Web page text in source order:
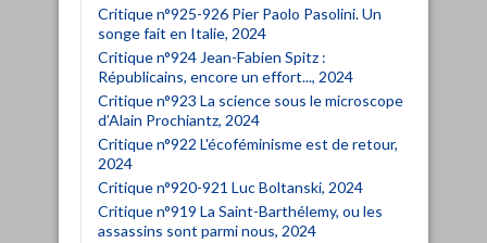
Critique n°925-926 Pier Paolo Pasolini. Un
songe fait en Italie, 2024
Critique n°924 Jean-Fabien Spitz :
Républicains, encore un effort..., 2024
Critique n°923 La science sous le microscope
d’Alain Prochiantz, 2024
Critique n°922 L'écoféminisme est de retour,
2024
Critique n°920-921 Luc Boltanski, 2024
Critique n°919 La Saint-Barthélemy, ou les
assassins sont parmi nous, 2024